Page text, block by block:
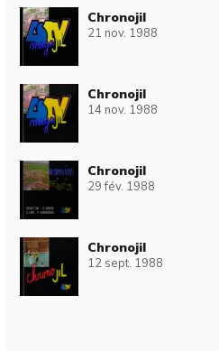
Chronojil
21 nov. 1988
Chronojil
14 nov. 1988
Chronojil
29 fév. 1988
Chronojil
12 sept. 1988